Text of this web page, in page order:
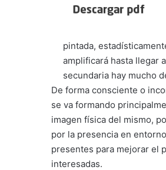
pintada,
amplificará hasta llegar
secundaria hay mucho
De forma consciente o
se va formando
imagen física del mismo,
por la presencia en
presentes para mejorar el
interesadas.